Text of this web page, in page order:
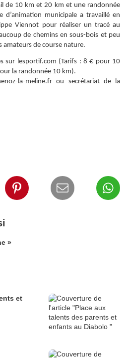
de 10 km et 20 km et une randonnée
d’animation municipale a travaillé en
Viennot pour réaliser un tracé au
de chemins en sous-bois et peu
amateurs de course nature.
sur lesportif.com (Tarifs : 8 € pour 10
la randonnée 10 km).
la-meline.fr ou secrétariat de la
»
et